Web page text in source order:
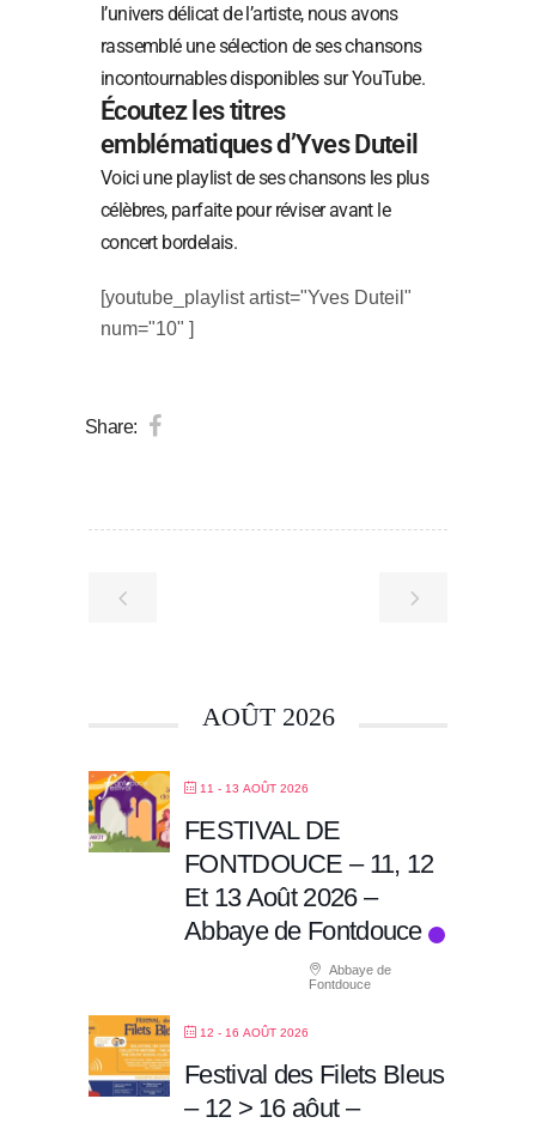
l’univers délicat de l’artiste, nous avons
rassemblé une sélection de ses chansons
incontournables disponibles sur YouTube.
Écoutez les titres
emblématiques d’Yves Duteil
Voici une playlist de ses chansons les plus
célèbres, parfaite pour réviser avant le
concert bordelais.
[youtube_playlist artist="Yves Duteil"
num="10" ]
Share:
AOÛT 2026
11 - 13 AOÛT 2026
FESTIVAL DE
FONTDOUCE – 11, 12
Et 13 Août 2026 –
Abbaye de Fontdouce
Abbaye de
Fontdouce
12 - 16 AOÛT 2026
Festival des Filets Bleus
– 12 > 16 aôut –